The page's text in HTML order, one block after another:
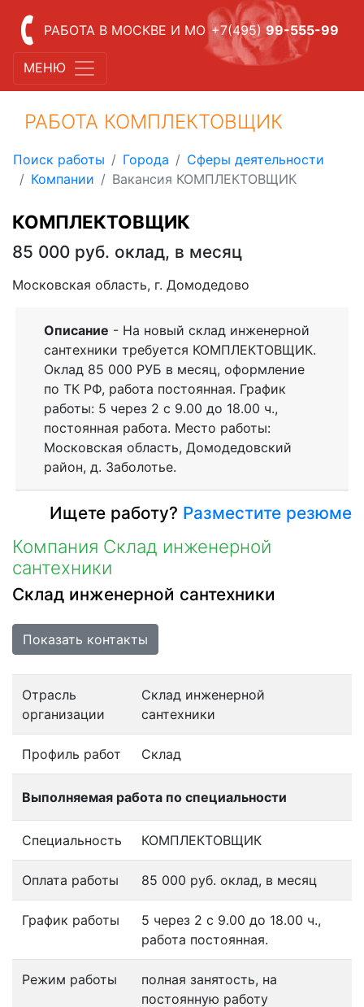
РАБОТА В МОСКВЕ И МО +7(495) 99-555-99
МЕНЮ
РАБОТА КОМПЛЕКТОВЩИК
Поиск работы Города
Сферы деятельности
Компании
Вакансия КОМПЛЕКТОВЩИК
КОМПЛЕКТОВЩИК
85 000 руб. оклад, в месяц
Московская область, г. Домодедово
Описание - На новый склад инженерной
сантехники требуется КОМПЛЕКТОВЩИК.
Оклад 85 000 РУБ в месяц, оформление
по ТК РФ, работа постоянная. График
работы: 5 через 2 с 9.00 до 18.00 ч.,
постоянная работа. Место работы:
Московская область, Домодедовский
район, д. Заболотье.
Ищете работу? Разместите резюме
Компания Склад инженерной
сантехники
Склад инженерной сантехники
Показать контакты
Отрасль
организации
Склад инженерной
сантехники
Профиль работ Склад
Выполняемая работа по специальности
Специальность КОМПЛЕКТОВЩИК
Оплата работы 85 000 руб. оклад, в месяц
График работы
5 через 2 с 9.00 до 18.00 ч.,
работа постоянная.
Режим работы
полная занятость, на
постоянную работу